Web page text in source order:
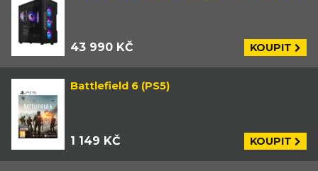
43 990 KČ KOUPIT
Battlefield 6 (PS5)
1 149 KČ KOUPIT